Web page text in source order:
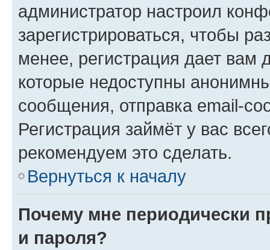
администратор настроил
зарегистрироваться, чтобы
менее, регистрация дает вам
которые недоступны
сообщения, отправка email-
Регистрация займёт у вас
рекомендуем это сделать.
Вернуться к началу
Почему мне периодически
и пароля?